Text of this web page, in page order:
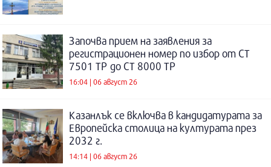
Започва прием на заявления за
регистрационен номер по избор от СТ
7501 ТР до СТ 8000 ТР
16:04 | 06 август 26
Казанлък се включва в кандидатурата за
Европейска столица на културата през
2032 г.
14:14 | 06 август 26